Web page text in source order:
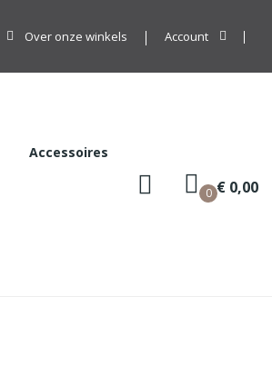
Over onze winkels Account
Accessoires
0 € 0,00